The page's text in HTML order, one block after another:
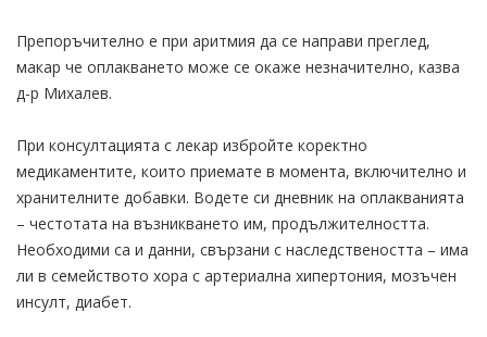
Препоръчително е при аритмия да се направи преглед,
макар че оплакването може се окаже незначително, казва
д-р Михалев.
При консултацията с лекар избройте коректно
медикаментите, които приемате в момента, включително и
хранителните добавки. Водете си дневник на оплакванията
– честотата на възникването им, продължителността.
Необходими са и данни, свързани с наследствеността – има
ли в семейството хора с артериална хипертония, мозъчен
инсулт, диабет.